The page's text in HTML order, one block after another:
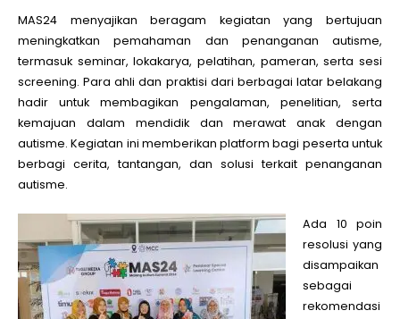
MAS24 menyajikan beragam kegiatan yang bertujuan
meningkatkan pemahaman dan penanganan autisme,
termasuk seminar, lokakarya, pelatihan, pameran, serta sesi
screening. Para ahli dan praktisi dari berbagai latar belakang
hadir untuk membagikan pengalaman, penelitian, serta
kemajuan dalam mendidik dan merawat anak dengan
autisme. Kegiatan ini memberikan platform bagi peserta untuk
berbagi cerita, tantangan, dan solusi terkait penanganan
autisme.
Ada 10 poin
resolusi yang
disampaikan
sebagai
rekomendasi